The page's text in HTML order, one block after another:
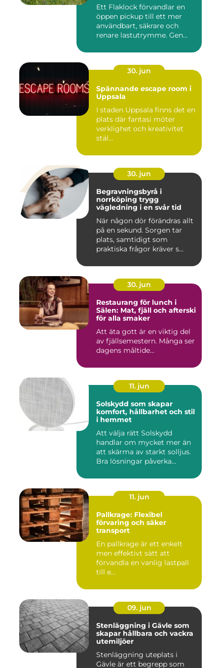
Ett Flaklock förvandlar en
öppen pickup till ett mer
användbart, säkrare och
renare lastutrymme. Gen...
30. jun
Spännande escape room i
Uppsala
I staden Uppsala finns det en
plats där fantasi möter
verklighet och kreativitet
stäl...
30. jun
Begravningsbyrå i
norrköping trygg
vägledning i en svår tid
När någon dör förändras allt
på en sekund. Sorgen tar
plats, samtidigt som
praktiska frågor kräver s...
30. jun
Restaurang för lunch i
Sälen: Mat, fjäll och afterski
för alla smaker
Att äta gott är en viktig del
av fjällsemestern. Många ser
dagens måltide...
11. jun
Solskydd som skapar
komfort, hållbarhet och stil
i hemmet
Att välja rätt Solskydd
handlar om mycket mer än
att skärma av starkt solljus.
Bra lösningar påverka...
11. jun
Pallkrage: Flexibel
förvaring och säker
transport
En pallkrage är ett enkelt
men effektivt sätt att
förvandla en vanlig lastpall
till e...
09. jun
Stenläggning i Gävle som
skapar hållbara och vackra
utemiljöer
Stenläggning uteplats i
Gävle är ett begrepp som